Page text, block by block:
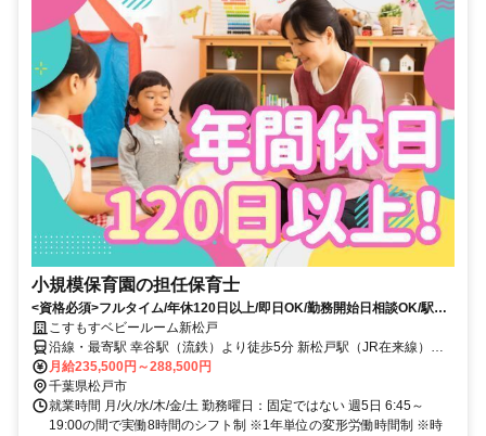
小規模保育園の担任保育士
<資格必須>フルタイム/年休120日以上/即日OK/勤務開始日相談OK/駅徒
歩5分以内/社会保険完備
こすもすベビールーム新松戸
沿線・最寄駅 幸谷駅（流鉄）より徒歩5分 新松戸駅（JR在来線）よ
り徒歩6分 小金城趾駅（流鉄）より徒歩11分
月給235,500円～288,500円
千葉県松戸市
就業時間 月/火/水/木/金/土 勤務曜日：固定ではない 週5日 6:45～
19:00の間で実働8時間のシフト制 ※1年単位の変形労働時間制 ※時